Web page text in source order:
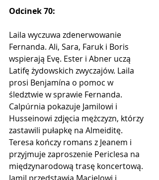
Odcinek 70:
Laila wyczuwa zdenerwowanie
Fernanda. Ali, Sara, Faruk i Boris
wspierają Evę. Ester i Abner uczą
Latifę żydowskich zwyczajów. Laila
prosi Benjamína o pomoc w
śledztwie w sprawie Fernanda.
Calpúrnia pokazuje Jamilowi ​​i
Husseinowi zdjęcia mężczyzn, którzy
zastawili pułapkę na Almeiditę.
Teresa kończy romans z Jeanem i
przyjmuje zaproszenie Periclesa na
międzynarodową trasę koncertową.